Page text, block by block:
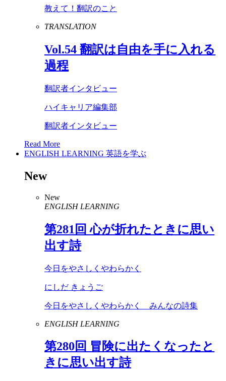
教えて！翻訳のこと
TRANSLATION
Vol.54 翻訳は自由を手に入れる
過程
翻訳者インタビュー
ハイキャリア編集部
翻訳者インタビュー
Read More
ENGLISH LEARNING 英語を学ぶ
New
New
ENGLISH LEARNING
第281 回 心が折れたときに思い
出す詩
今日をやさしくやわらかく
にしだ きょうご
今日をやさしくやわらかく みんなの詩集
ENGLISH LEARNING
第280回 冒険に出たくなったと
きに思い出す詩